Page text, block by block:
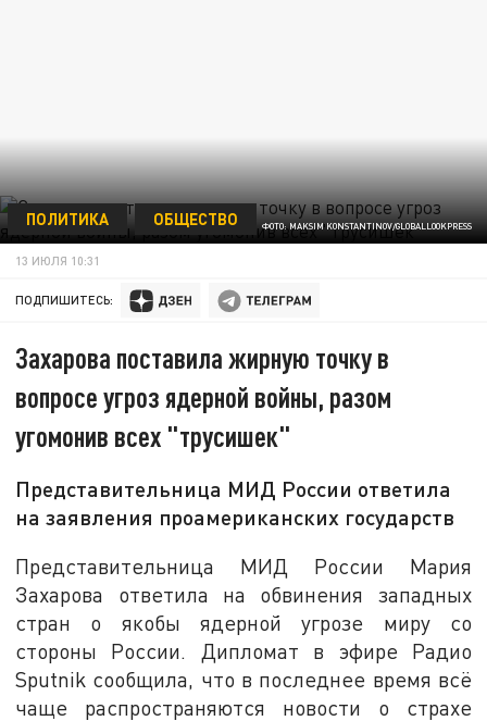
ФОТО: MAKSIM KONSTANTINOV/GLOBALLOOKPRESS
ПОЛИТИКА ОБЩЕСТВО
13 ИЮЛЯ 10:31
ПОДПИШИТЕСЬ:
Захарова поставила жирную точку в
вопросе угроз ядерной войны, разом
угомонив всех "трусишек"
Представительница МИД России ответила
на заявления проамериканских государств
Представительница МИД России Мария
Захарова ответила на обвинения западных
стран о якобы ядерной угрозе миру со
стороны России. Дипломат в эфире Радио
Sputnik сообщила, что в последнее время всё
чаще распространяются новости о страхе